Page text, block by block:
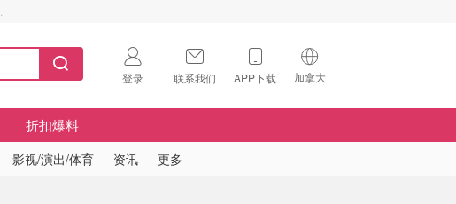
登录 联系我们 APP下载 加拿大
🇺🇸
折扣爆料
影视/演出/体育 资讯 更多